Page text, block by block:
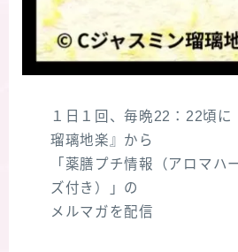
１日１回、毎晩22：22頃に
瑠璃地楽』から
「薬膳プチ情報（アロマハ
ズ付き）」の
メルマガを配信